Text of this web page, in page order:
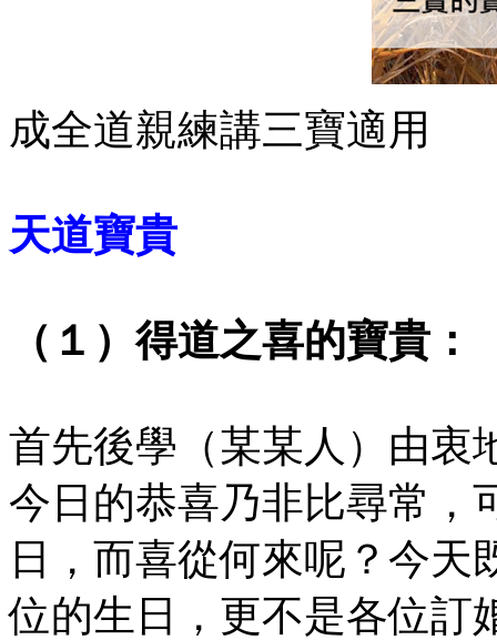
成全道親練講三寶適用
天道寶貴
（１）得道之喜的寶貴：
首先後學（某某人）由衷
今日的恭喜乃非比尋常，
日，而喜從何來呢？今
位的生日，更不是各位訂